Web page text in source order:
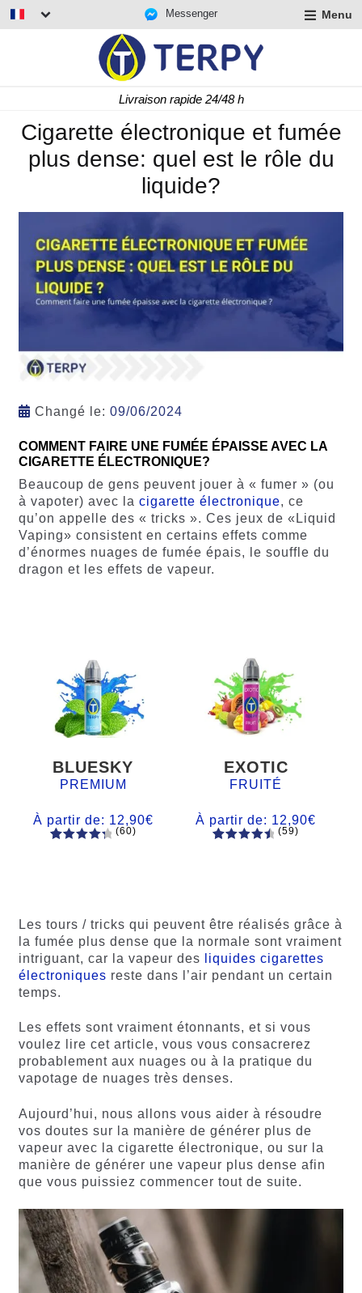
Messenger Menu
Livraison rapide 24/48 h
Cigarette électronique et fumée
plus dense: quel est le rôle du
liquide?
Changé le: 09/06/2024
COMMENT FAIRE UNE FUMÉE ÉPAISSE AVEC LA
CIGARETTE ÉLECTRONIQUE?
Beaucoup de gens peuvent jouer à « fumer » (ou
à vapoter) avec la cigarette électronique, ce
qu’on appelle des « tricks ». Ces jeux de «Liquid
Vaping» consistent en certains effets comme
d’énormes nuages de fumée épais, le souffle du
dragon et les effets de vapeur.
BLUESKY
PREMIUM
À partir de: 12,90€
notations
client
(60)
EXOTIC
FRUITÉ
À partir de: 12,90€
client
(59)
Les tours / tricks qui peuvent être réalisés grâce à
la fumée plus dense que la normale sont vraiment
intriguant, car la vapeur des
liquides cigarettes
électroniques reste dans l’air pendant un certain
temps.
Les effets sont vraiment étonnants, et si vous
voulez lire cet article, vous vous consacrerez
probablement aux nuages ou à la pratique du
vapotage de nuages très denses.
Aujourd’hui, nous allons vous aider à résoudre
vos doutes sur la manière de générer plus de
vapeur avec la cigarette électronique, ou sur la
manière de générer une vapeur plus dense afin
que vous puissiez commencer tout de suite.